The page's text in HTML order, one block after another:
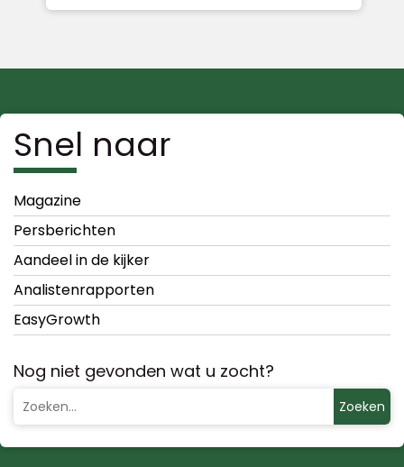
Snel naar
Magazine
Persberichten
Aandeel in de kijker
Analistenrapporten
EasyGrowth
Nog niet gevonden wat u zocht?
Zoeken